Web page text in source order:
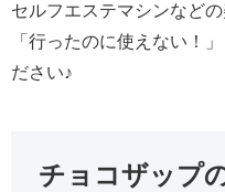
セルフエステマシンなど
「行ったのに使えない！
ださい♪
チョコザップ